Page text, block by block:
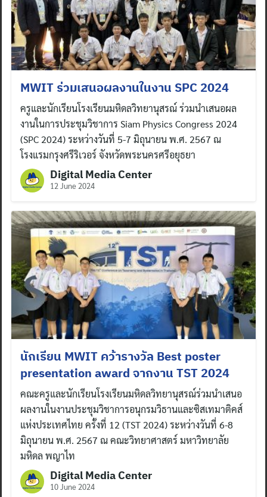
MWIT ร่วมเสนอผลงานในงาน SPC 2024
ครูและนักเรียนโรงเรียนมหิดลวิทยานุสรณ์ ร่วมนำเสนอผล
งานในการประชุมวิชาการ Siam Physics Congress 2024
(SPC 2024) ระหว่างวันที่ 5-7 มิถุนายน พ.ศ. 2567 ณ
โรงแรมกรุงศรีริเวอร์ จังหวัดพระนครศรีอยุธยา
Digital Media Center
12 June 2024
นักเรียน MWIT คว้ารางวัล Best poster
presentation award จากงาน TST 2024
คณะครูและนักเรียนโรงเรียนมหิดลวิทยานุสรณ์ร่วมนำเสนอ
ผลงานในงานประชุมวิชาการอนุกรมวิธานและซิสเทมาติคส์
แห่งประเทศไทย ครั้งที่ 12 (TST 2024) ระหว่างวันที่ 6-8
มิถุนายน พ.ศ. 2567 ณ คณะวิทยาศาสตร์ มหาวิทยาลัย
มหิดล พญาไท
Digital Media Center
10 June 2024